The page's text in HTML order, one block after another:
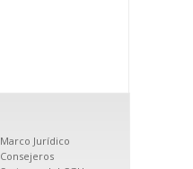
Marco Jurídico
Consejeros